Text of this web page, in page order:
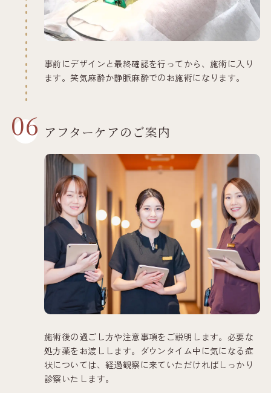
事前にデザインと最終確認を行ってから、施術に入り
ます。笑気麻酔か静脈麻酔でのお施術になります。
06 アフターケアのご案内
施術後の過ごし方や注意事項をご説明します。必要な
処方薬をお渡しします。ダウンタイム中に気になる症
状については、経過観察に来ていただければしっかり
診察いたします。